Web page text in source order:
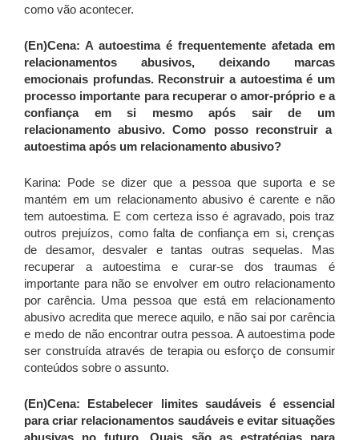
como vão acontecer.
(En)Cena: A autoestima é frequentemente afetada em
relacionamentos abusivos, deixando marcas
emocionais profundas. Reconstruir a autoestima é um
processo importante para recuperar o amor-próprio e a
confiança em si mesmo após sair de um
relacionamento abusivo. Como posso reconstruir a
autoestima após um relacionamento abusivo?
Karina: Pode se dizer que a pessoa que suporta e se
mantém em um relacionamento abusivo é carente e não
tem autoestima. E com certeza isso é agravado, pois traz
outros prejuízos, como falta de confiança em si, crenças
de desamor, desvaler e tantas outras sequelas. Mas
recuperar a autoestima e curar-se dos traumas é
importante para não se envolver em outro relacionamento
por carência. Uma pessoa que está em relacionamento
abusivo acredita que merece aquilo, e não sai por carência
e medo de não encontrar outra pessoa. A autoestima pode
ser construída através de terapia ou esforço de consumir
conteúdos sobre o assunto.
(En)Cena: Estabelecer limites saudáveis é essencial
para criar relacionamentos saudáveis e evitar situações
abusivas no futuro. Quais são as estratégias para